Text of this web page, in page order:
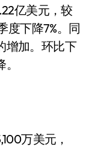
亿美元，较
度下降7%。同
增加。环比下
万美元，